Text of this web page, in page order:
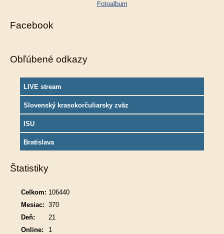
Fotoalbum
Facebook
Obľúbené odkazy
LIVE stream
Slovenský krasokorčuliarsky zväz
ISU
Bratislava
Štatistiky
Online: 1
Celkom: 106440
Mesiac: 370
Deň:
21